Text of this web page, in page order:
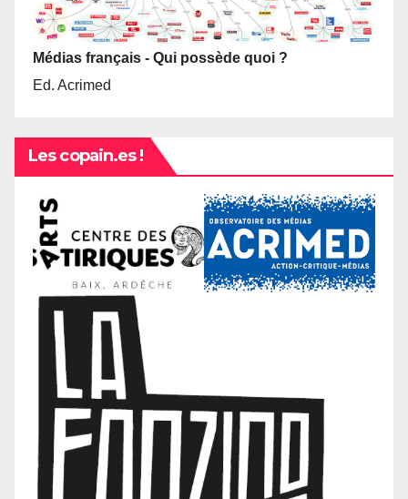
Médias français - Qui possède quoi ?
Ed. Acrimed
Les copain.es !